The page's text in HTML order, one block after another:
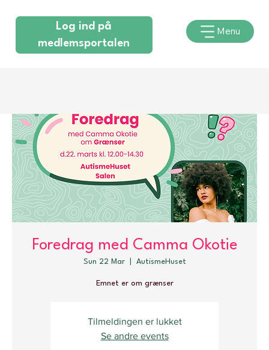
Log ind på
medlemsportalen
Menu
Foredrag med Camma Okotie
Sun 22 Mar
  |
AutismeHuset
Emnet er om grænser
Tilmeldingen er lukket
Se andre events